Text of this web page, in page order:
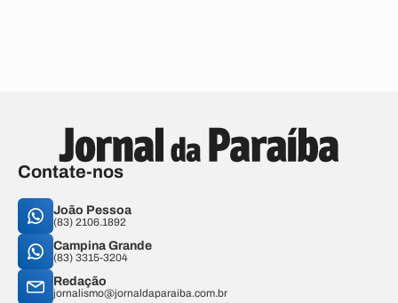
Contate-nos
João Pessoa
(83) 2106.1892
Campina Grande
(83) 3315-3204
Redação
jornalismo@jornaldaparaiba.com.br